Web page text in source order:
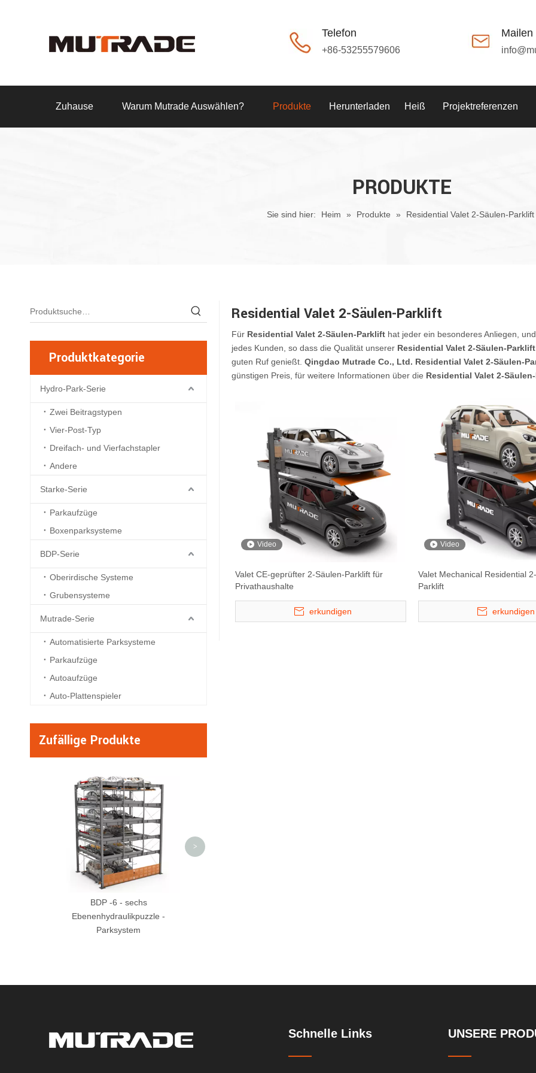
Telefon
+86-53255579606
Mailen
Zuhause Warum Mutrade Auswählen? Produkte Herunterladen Heiß Projektreferenzen
PRODUKTE
Sie sind hier: Heim » Produkte » Residential Valet 2-Säulen-Parklift
Produktkategorie
Hydro-Park-Serie
Zwei Beitragstypen
Vier-Post-Typ
Dreifach- und Vierfachstapler
Andere
Starke-Serie
Parkaufzüge
Boxenparksysteme
BDP-Serie
Oberirdische Systeme
Grubensysteme
Mutrade-Serie
Automatisierte Parksysteme
Parkaufzüge
Autoaufzüge
Auto-Plattenspieler
Zufällige Produkte
BDP -6 - sechs
Ebenenhydraulikpuzzle -
Parksystem
>
Residential Valet 2-Säulen-Parklift
Für Residential Valet 2-Säulen-Parklift hat jeder ein besonderes Anliegen,
jedes Kunden, so dass die Qualität unserer Residential Valet 2-Säulen-Parklift
guten Ruf genießt. Qingdao Mutrade Co., Ltd. Residential Valet 2-Säulen-
günstigen Preis, für weitere Informationen über die Residential Valet 2-
Video
Valet CE-geprüfter 2-Säulen-Parklift für
Privathaushalte
erkundigen
Video
Valet Mechanical Residential
Parklift
erkundigen
Schnelle Links UNSERE